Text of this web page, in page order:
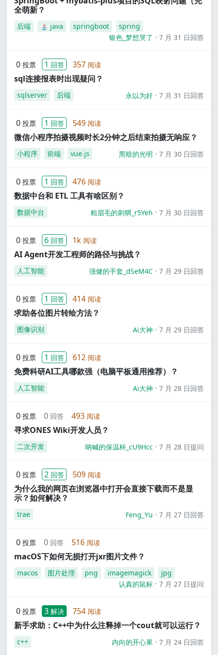
全萌新？
后端 java springboot
spring
银色_梦想哭了
7 月 31 日回答
0 投票 1 回答 357 阅读
sql连接报表时出现疑问？
sqlserver 后端 永以为好 7 月 31 日回答
0 投票 1 回答 549 阅读
微信小程序拍摄视频时长2分钟之后结束拍摄无响应？
小程序 前端 vue.js 黑暗的光明 7 月 30 日回答
0 投票 1 回答 476 阅读
数据中台和 ETL 工具有啥区别？
数据中台 粗眉毛的刺猬_r5Yeh 7 月 30 日回答
0 投票 6 回答 1k 阅读
AI Agent开发工程师的路径与挑战？
人工智能 强健的手套_dSeM4C 7 月 29 日回答
0 投票 1 回答 414 阅读
求助各位图片转绘方法？
图像识别 Ai大神 7 月 29 日回答
0 投票 1 回答 612 阅读
免费科研AI工具哪款强（电脑平板通用推荐）？
人工智能 Ai大神 7 月 28 日回答
0 投票 0 回答 493 阅读
寻求ONES Wiki开发人员？
二次开发 呐喊的保温杯_cU9Hcc 7 月 28 日提问
0 投票 2 回答 509 阅读
为什么我的网页在浏览器中打开会直接下载而不是显
示？如何解决？
trae Feng_Yu 7 月 27 日回答
0 投票 0 回答 516 阅读
macOS下如何无损打开jxr图片文件？
macos 图片处理 png imagemagick
jpg
认真的鼠标
7 月 27 日提问
0 投票 3 解决 754 阅读
新手求助：C++中为什么注释掉一个cout就可以运行？
c++ 内向的开心果 7 月 24 日回答